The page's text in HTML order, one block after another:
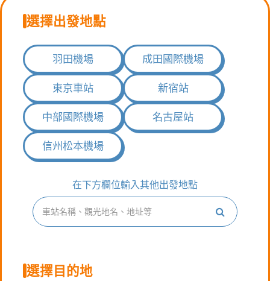
選擇出發地點
羽田機場 成田國際機場
東京車站 新宿站
中部國際機場 名古屋站
信州松本機場
在下方欄位輸入其他出發地點
た
条
件
選擇目的地